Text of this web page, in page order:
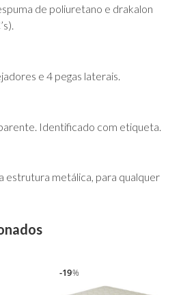
de poliuretano e drakalon
e 4 pegas laterais.
Identificado com etiqueta.
estrutura metálica, para qualquer
%
19